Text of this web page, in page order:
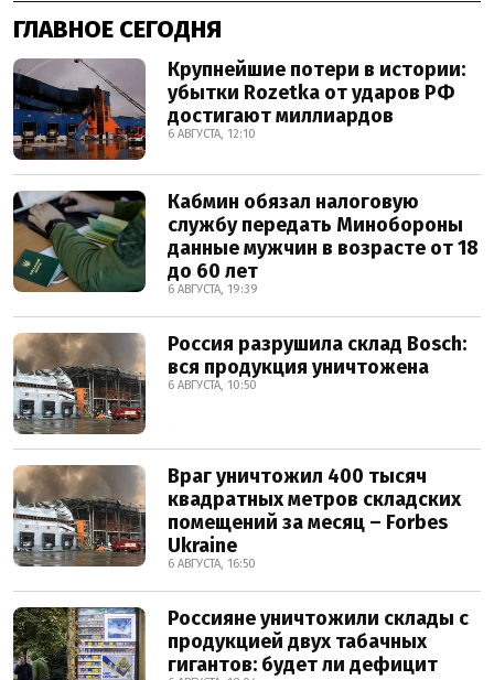
ГЛАВНОЕ СЕГОДНЯ
Крупнейшие потери в истории:
убытки Rozetka от ударов РФ
достигают миллиардов
6 АВГУСТА, 12:10
Кабмин обязал налоговую
службу передать Минобороны
данные мужчин в возрасте от 18
до 60 лет
6 АВГУСТА, 19:39
Россия разрушила склад Bosch:
вся продукция уничтожена
6 АВГУСТА, 10:50
Враг уничтожил 400 тысяч
квадратных метров складских
помещений за месяц – Forbes
Ukraine
6 АВГУСТА, 16:50
Россияне уничтожили склады с
продукцией двух табачных
гигантов: будет ли дефицит